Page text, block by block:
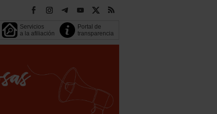
Servicios
a la afiliación
Portal de
transparencia